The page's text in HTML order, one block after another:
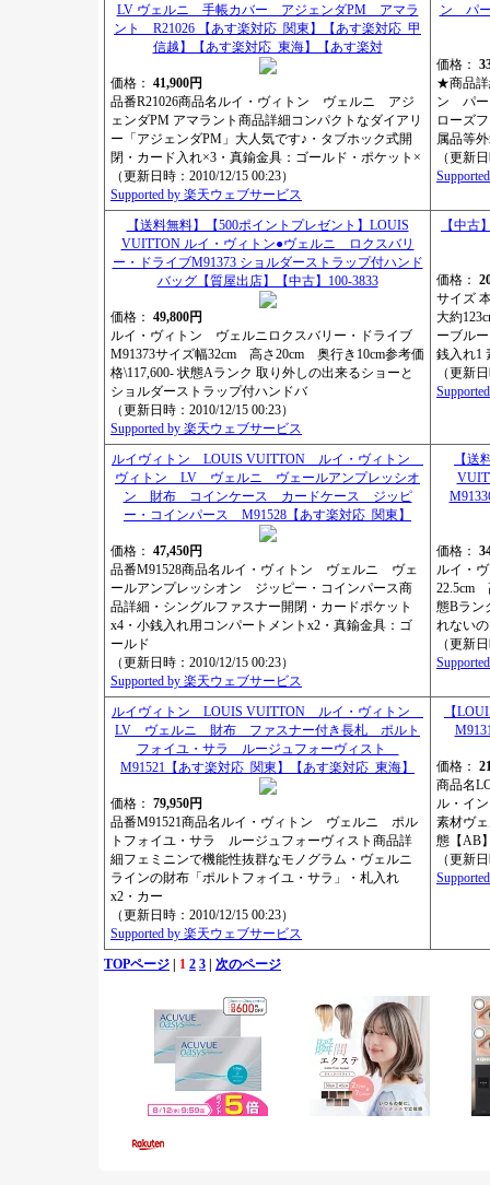
LV ヴェルニ 手帳カバー アジェンダPM アマラ
ント R21026 【あす楽対応_関東】【あす楽対応_甲
信越】【あす楽対応_東海】【あす楽対
価格： 41,900円
品番R21026商品名ルイ・ヴィトン ヴェルニ アジ
ェンダPM アマラント商品詳細コンパクトなダイアリ
ー「アジェンダPM」大人気です♪・タブホック式開
閉・カード入れ×3・真鍮金具：ゴールド・ポケット×
（更新日時：2010/12/15 00:23）
Supported by 楽天ウェブサービス
ン パー
価格：
★商品詳
ン パー
ローズ
属品等
（更新
【送料無料】【500ポイントプレゼント】LOUIS
VUITTON ルイ・ヴィトン●ヴェルニ ロクスバリ
ー・ドライブM91373 ショルダーストラップ付ハンド
バッグ【質屋出店】【中古】100-3833
価格： 49,800円
ルイ・ヴィトン ヴェルニロクスバリー・ドライブ
M91373サイズ幅32cm 高さ20cm 奥行き10cm参考価
格\117,600- 状態Aランク 取り外しの出来るショーと
ショルダーストラップ付ハンドバ
（更新日時：2010/12/15 00:23）
Supported by 楽天ウェブサービス
【中古
価格：
サイズ
大約
ーブル
銭入れ1
（更新
ルイヴィトン LOUIS VUITTON ルイ・ヴィトン
ヴィトン LV ヴェルニ ヴェールアンプレッシオ
ン 財布 コインケース カードケース ジッピ
ー・コインパース M91528【あす楽対応_関東】
価格： 47,450円
品番M91528商品名ルイ・ヴィトン ヴェルニ ヴェ
ールアンプレッシオン ジッピー・コインパース商
品詳細・シングルファスナー開閉・カードポケット
x4・小銭入れ用コンパートメントx2・真鍮金具：ゴ
ールド
（更新日時：2010/12/15 00:23）
Supported by 楽天ウェブサービス
【送
価格：
ルイ・
22.5cm
態Bラン
れない
（更新
ルイヴィトン LOUIS VUITTON ルイ・ヴィトン
LV ヴェルニ 財布 ファスナー付き長札 ポルト
フォイユ・サラ ルージュフォーヴィスト
M91521【あす楽対応_関東】【あす楽対応_東海】
価格： 79,950円
品番M91521商品名ルイ・ヴィトン ヴェルニ ポル
トフォイユ・サラ ルージュフォーヴィスト商品詳
細フェミニンで機能性抜群なモノグラム・ヴェルニ
ラインの財布「ポルトフォイユ・サラ」・札入れ
x2・カー
（更新日時：2010/12/15 00:23）
Supported by 楽天ウェブサービス
【
価格：
商品名
ル・イ
素材ヴ
態【AB
（更新
TOPページ 1 2 3 次のページ